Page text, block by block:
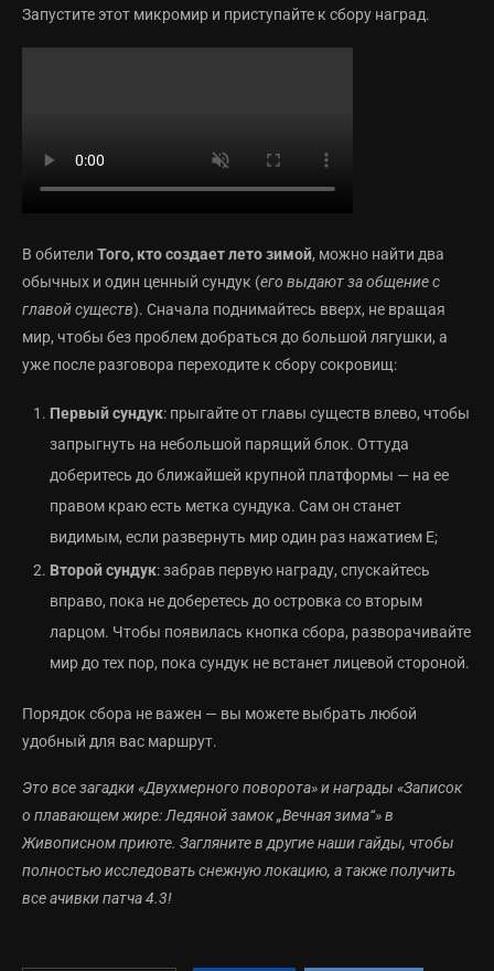
Запустите этот микромир и приступайте к сбору наград.
В обители Того, кто создает лето зимой, можно найти два
обычных и один ценный сундук (его выдают за общение с
главой существ). Сначала поднимайтесь вверх, не вращая
мир, чтобы без проблем добраться до большой лягушки, а
уже после разговора переходите к сбору сокровищ:
Первый сундук: прыгайте от главы существ влево, чтобы
запрыгнуть на небольшой парящий блок. Оттуда
доберитесь до ближайшей крупной платформы — на ее
правом краю есть метка сундука. Сам он станет
видимым, если развернуть мир один раз нажатием E;
Второй сундук: забрав первую награду, спускайтесь
вправо, пока не доберетесь до островка со вторым
ларцом. Чтобы появилась кнопка сбора, разворачивайте
мир до тех пор, пока сундук не встанет лицевой стороной.
Порядок сбора не важен — вы можете выбрать любой
удобный для вас маршрут.
Это все загадки «Двухмерного поворота» и награды «Записок
о плавающем жире: Ледяной замок „Вечная зима“» в
Живописном приюте. Загляните в другие наши гайды, чтобы
полностью исследовать снежную локацию, а также получить
все ачивки патча 4.3!